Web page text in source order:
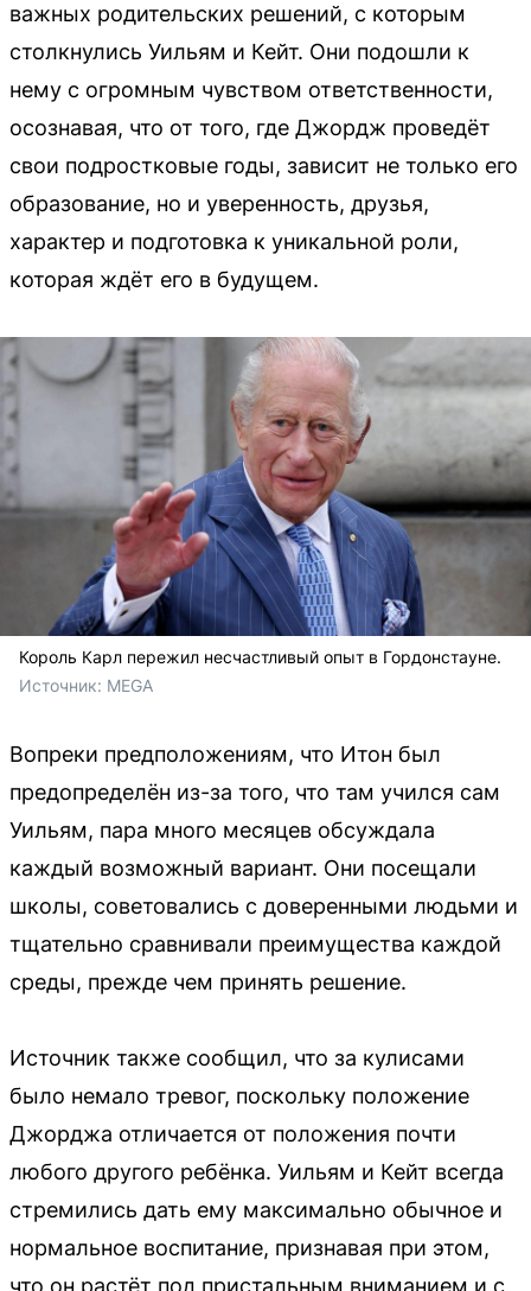
важных родительских решений, с которым
столкнулись Уильям и Кейт. Они подошли к
нему с огромным чувством ответственности,
осознавая, что от того, где Джордж проведёт
свои подростковые годы, зависит не только его
образование, но и уверенность, друзья,
характер и подготовка к уникальной роли,
которая ждёт его в будущем.
Король Карл пережил несчастливый опыт в Гордонстауне.
Источник: MEGA
Вопреки предположениям, что Итон был
предопределён из-за того, что там учился сам
Уильям, пара много месяцев обсуждала
каждый возможный вариант. Они посещали
школы, советовались с доверенными людьми и
тщательно сравнивали преимущества каждой
среды, прежде чем принять решение.
Источник также сообщил, что за кулисами
было немало тревог, поскольку положение
Джорджа отличается от положения почти
любого другого ребёнка. Уильям и Кейт всегда
стремились дать ему максимально обычное и
нормальное воспитание, признавая при этом,
что он растёт под пристальным вниманием и с